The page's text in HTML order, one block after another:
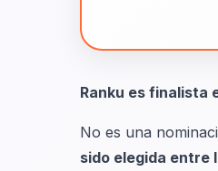
Ranku es finalista
No es una
sido elegida entre